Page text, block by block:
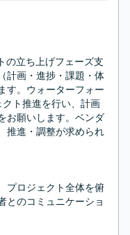
の立ち上げフェーズ支
計画・進捗・課題・体
す。ウォーターフォー
ト推進を行い、計画
お願いします。ベンダ
推進・調整が求められ
プロジェクト全体を俯
とのコミュニケーショ